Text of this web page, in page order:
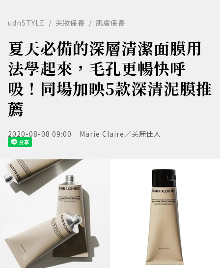
udnSTYLE 美妝保養 肌膚保養
夏天必備的深層清潔面膜用
法學起來，毛孔更暢快呼
吸！同場加映5款深清泥膜推
薦
2020-08-08 09:00 Marie Claire／美麗佳人